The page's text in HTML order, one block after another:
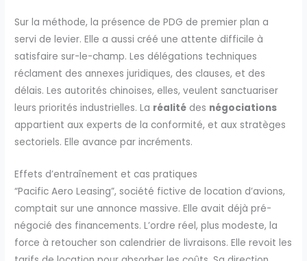
Sur la méthode, la présence de PDG de premier plan a
servi de levier. Elle a aussi créé une attente difficile à
satisfaire sur-le-champ. Les délégations techniques
réclament des annexes juridiques, des clauses, et des
délais. Les autorités chinoises, elles, veulent sanctuariser
leurs priorités industrielles. La réalité des négociations
appartient aux experts de la conformité, et aux stratèges
sectoriels. Elle avance par incréments.
Effets d’entraînement et cas pratiques
“Pacific Aero Leasing”, société fictive de location d’avions,
comptait sur une annonce massive. Elle avait déjà pré-
négocié des financements. L’ordre réel, plus modeste, la
force à retoucher son calendrier de livraisons. Elle revoit les